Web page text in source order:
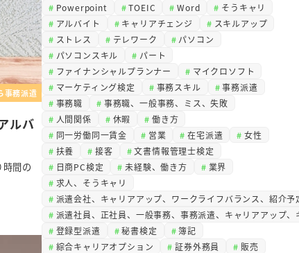
事務派遣
ルバ
間の
Powerpoint
TOEIC Word
そうキャリ
アルバイト
キャリアチェンジ
スキルアップ
ストレス
テレワーク
パソコン
パソコンスキル
パート
ファイナンシャルプランナー
マイクロソフト
マーケティング検定
事務スキル
事務派遣
事務職
事務職、一般事務、ミス、失敗
人間関係
休暇
働き方
同一労働同一賃金
営業 在宅派遣
女性
扶養
接客
文書情報管理士検定
日商PC検定
未経験、働き方
業界
求人、そうキャリ
派遣会社、キャリアアップ、ワークライフバランス、紹介
派遣社員、正社員、一般事務、事務派遣、キャリアアップ
登録型派遣
秘書検定
簿記
綜合キャリアオプション
証券外務員 販売